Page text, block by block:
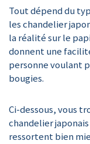
Tout dépend du
les chandelier
la réalité sur le
donnent une
personne voulant
bougies.
Ci-dessous, vous
chandelier
ressortent bien